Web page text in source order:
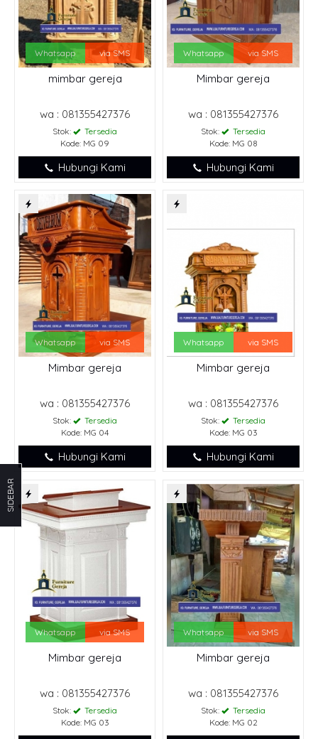
Whatsapp via SMS
mimbar gereja
wa : 081355427376
Stok:
Tersedia
Kode: MG 09
Hubungi Kami
Whatsapp via SMS
Mimbar gereja
wa : 081355427376
Stok:
Tersedia
Kode: MG 08
Hubungi Kami
Whatsapp via SMS
Mimbar gereja
wa : 081355427376
Stok:
Tersedia
Kode: MG 04
Hubungi Kami
Whatsapp via SMS
Mimbar gereja
wa : 081355427376
Stok:
Tersedia
Kode: MG 03
Hubungi Kami
Whatsapp via SMS
Mimbar gereja
wa : 081355427376
Stok:
Tersedia
Kode: MG 03
Whatsapp via SMS
Mimbar gereja
wa : 081355427376
Stok:
Tersedia
Kode: MG 02
SIDEBAR